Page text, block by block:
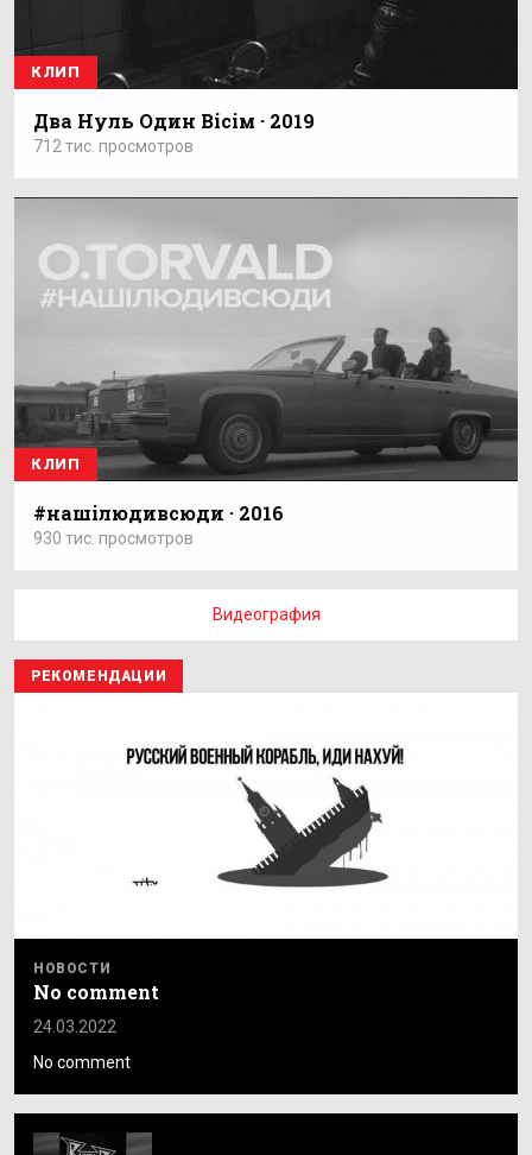
КЛИП
Два Нуль Один Вісім · 2019
712 тис. просмотров
КЛИП
#нашiлюдивсюди · 2016
930 тис. просмотров
Видеография
РЕКОМЕНДАЦИИ
НОВОСТИ
No comment
24.03.2022
No comment